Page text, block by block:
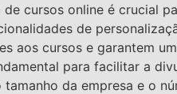
cursos online é crucial
de
aos cursos e garantem
para facilitar a
da empresa e o